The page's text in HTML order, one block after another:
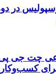
در
چت جی پی
برای